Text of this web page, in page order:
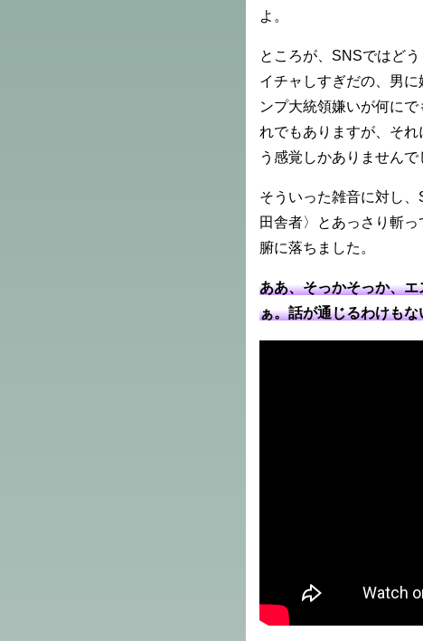
よ。
ところが、SNSではど
イチャしすぎだの、男
ンプ大統領嫌いが何に
れでもありますが、そ
う感覚しかありませんで
そういった雑音に対し
田舎者〉とあっさり斬
腑に落ちました。
ああ、そっかそっか、
ぁ。話が通じるわけもな